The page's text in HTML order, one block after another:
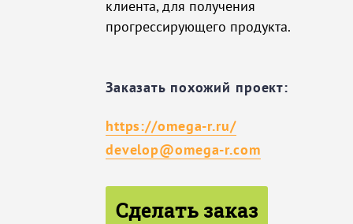
клиента, для получения
прогрессирующего продукта.
Заказать похожий проект:
https://omega-r.ru/
develop@omega-r.com
Сделать заказ